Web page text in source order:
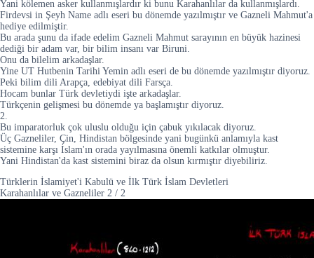
Yani kölemen asker kullanmışlardır ki bunu Karahanlılar da kullanmışlardı.
Firdevsi in Şeyh Name adlı eseri bu dönemde yazılmıştır ve Gazneli Mahmut'a
hediye edilmiştir.
Bu arada şunu da ifade edelim Gazneli Mahmut sarayının en büyük hazinesi
dediği bir adam var, bir bilim insanı var Biruni.
Onu da bilelim arkadaşlar.
Yine UT Hutbenin Tarihi Yemin adlı eseri de bu dönemde yazılmıştır diyoruz.
Peki bilim dili Arapça, edebiyat dili Farsça.
Hocam bunlar Türk devletiydi işte arkadaşlar.
Türkçenin gelişmesi bu dönemde ya başlamıştır diyoruz.
2.
Bu imparatorluk çok uluslu olduğu için çabuk yıkılacak diyoruz.
Üç Gazneliler, Çin, Hindistan bölgesinde yani bugünkü anlamıyla kast
sistemine karşı İslam'ın orada yayılmasına önemli katkılar olmuştur.
Yani Hindistan'da kast sistemini biraz da olsun kırmıştır diyebiliriz.
Türklerin İslamiyet'i Kabulü ve İlk Türk İslam Devletleri
Karahanlılar ve Gazneliler 2 / 2